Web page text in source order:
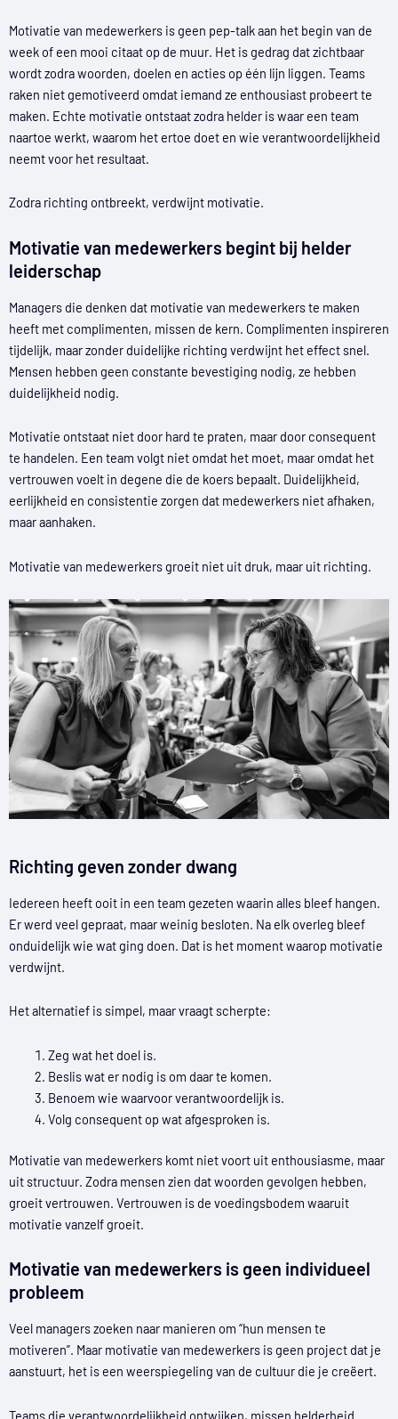
Motivatie van medewerkers is geen pep-talk aan het begin van de
week of een mooi citaat op de muur. Het is gedrag dat zichtbaar
wordt zodra woorden, doelen en acties op één lijn liggen. Teams
raken niet gemotiveerd omdat iemand ze enthousiast probeert te
maken. Echte motivatie ontstaat zodra helder is waar een team
naartoe werkt, waarom het ertoe doet en wie verantwoordelijkheid
neemt voor het resultaat.
Zodra richting ontbreekt, verdwijnt motivatie.
Motivatie van medewerkers begint bij helder
leiderschap
Managers die denken dat motivatie van medewerkers te maken
heeft met complimenten, missen de kern. Complimenten inspireren
tijdelijk, maar zonder duidelijke richting verdwijnt het effect snel.
Mensen hebben geen constante bevestiging nodig, ze hebben
duidelijkheid nodig.
Motivatie ontstaat niet door hard te praten, maar door consequent
te handelen. Een team volgt niet omdat het moet, maar omdat het
vertrouwen voelt in degene die de koers bepaalt. Duidelijkheid,
eerlijkheid en consistentie zorgen dat medewerkers niet afhaken,
maar aanhaken.
Motivatie van medewerkers groeit niet uit druk, maar uit richting.
Richting geven zonder dwang
Iedereen heeft ooit in een team gezeten waarin alles bleef hangen.
Er werd veel gepraat, maar weinig besloten. Na elk overleg bleef
onduidelijk wie wat ging doen. Dat is het moment waarop motivatie
verdwijnt.
Het alternatief is simpel, maar vraagt scherpte:
Zeg wat het doel is.
Beslis wat er nodig is om daar te komen.
Benoem wie waarvoor verantwoordelijk is.
Volg consequent op wat afgesproken is.
Motivatie van medewerkers komt niet voort uit enthousiasme, maar
uit structuur. Zodra mensen zien dat woorden gevolgen hebben,
groeit vertrouwen. Vertrouwen is de voedingsbodem waaruit
motivatie vanzelf groeit.
Motivatie van medewerkers is geen individueel
probleem
Veel managers zoeken naar manieren om “hun mensen te
motiveren”. Maar motivatie van medewerkers is geen project dat je
aanstuurt, het is een weerspiegeling van de cultuur die je creëert.
Teams die verantwoordelijkheid ontwijken, missen helderheid.